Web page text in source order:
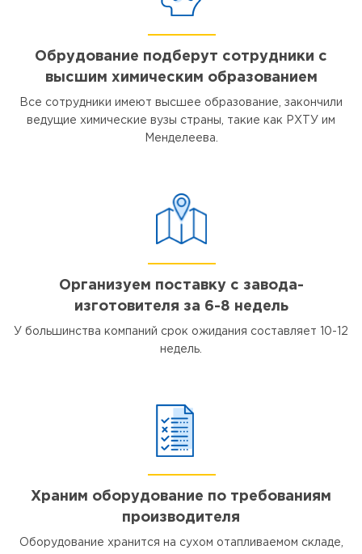
Обрудование подберут сотрудники с
высшим химическим образованием
Все сотрудники имеют высшее образование, закончили
ведущие химические вузы страны, такие как РХТУ им
Менделеева.
Организуем поставку с завода-
изготовителя за 6-8 недель
У большинства компаний срок ожидания составляет 10-12
недель.
Храним оборудование по требованиям
производителя
Оборудование хранится на сухом отапливаемом складе,